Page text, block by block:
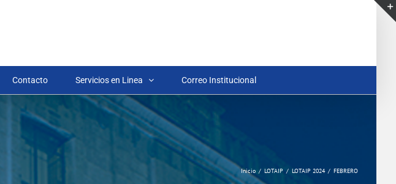
Contacto Servicios en Linea Correo Institucional
Inicio LOTAIP LOTAIP 2024 FEBRERO